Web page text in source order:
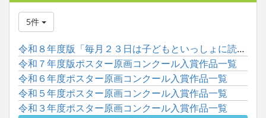
5件
令和８年度版「毎月２３日は子どもといっしょに読書の日」ポスタ...
令和７年度版ポスター原画コンクール入賞作品一覧
令和６年度ポスター原画コンクール入賞作品一覧
令和５年度ポスター原画コンクール入賞作品一覧
令和３年度ポスター原画コンクール入賞作品一覧